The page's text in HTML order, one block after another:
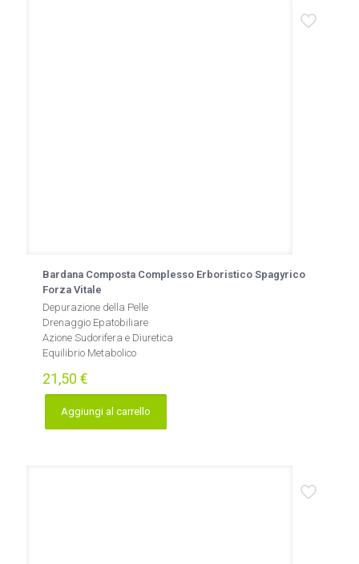
Bardana Composta Complesso Erboristico Spagyrico
Forza Vitale
Depurazione della Pelle
Drenaggio Epatobiliare
Azione Sudorifera e Diuretica
Equilibrio Metabolico
21,50 €
Aggiungi al carrello